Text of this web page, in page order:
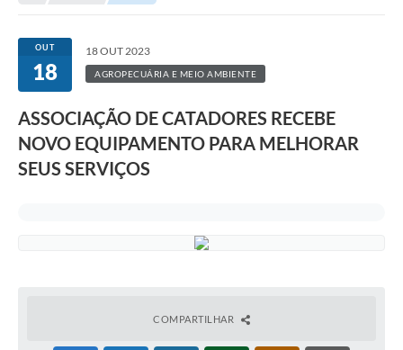
OUT
18
18 OUT 2023
AGROPECUÁRIA E MEIO AMBIENTE
ASSOCIAÇÃO DE CATADORES RECEBE
NOVO EQUIPAMENTO PARA MELHORAR
SEUS SERVIÇOS
COMPARTILHAR